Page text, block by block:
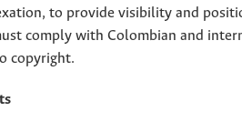
to provide visibility and
comply with Colombian and
copyright.